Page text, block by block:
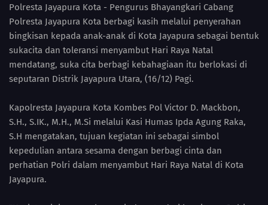
Polresta Jayapura Kota - Pengurus Bhayangkari Cabang
Polresta Jayapura Kota berbagi kasih melalui penyerahan
bingkisan kepada anak-anak di Kota Jayapura sebagai bentuk
sukacita dan toleransi menyambut Hari Raya Natal
mendatang, suka cita berbagi kebahagiaan itu berlokasi di
seputaran Distrik Jayapura Utara, (16/12) Pagi.
Kapolresta Jayapura Kota Kombes Pol Victor D. Mackbon,
S.H., S.IK., M.H., M.Si melalui Kasi Humas Ipda Agung Raka,
S.H mengatakan, tujuan kegiatan ini sebagai simbol
kepedulian antara sesama dengan berbagi cinta dan
perhatian Polri dalam menyambut Hari Raya Natal di Kota
Jayapura.